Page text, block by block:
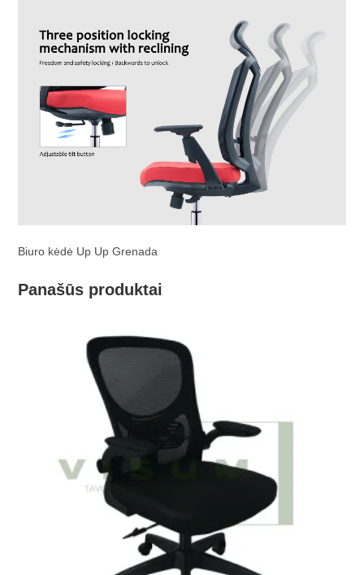
Biuro kėdė Up Up Grenada
Panašūs produktai